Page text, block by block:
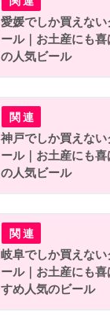
愛媛でしか買えな
ール｜お土産にも喜
の人気ビール
神戸でしか買えな
ール｜お土産にも
の人気ビール
岐阜でしか買えな
ール｜お土産にも
すめ人気のビール